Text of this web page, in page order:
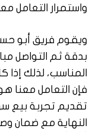
واستمرار التعامل
ويقوم فريق أبو
بدقة ثم التواصل
المناسب، لذلك
فإن التعامل معنا
تقديم تجربة بيع
النهاية مع ضمان